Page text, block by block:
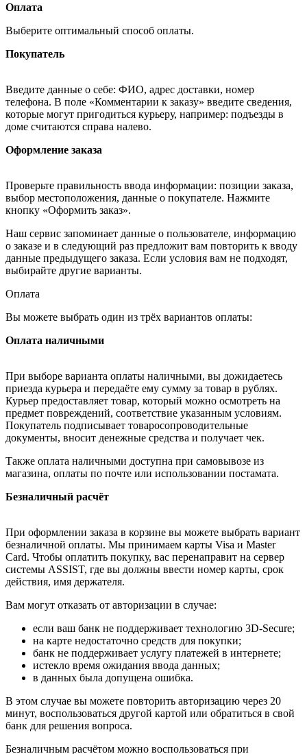
Оплата
Выберите оптимальный способ оплаты.
Покупатель
Введите данные о себе: ФИО, адрес доставки, номер
телефона. В поле «Комментарии к заказу» введите сведения,
которые могут пригодиться курьеру, например: подъезды в
доме считаются справа налево.
Оформление заказа
Проверьте правильность ввода информации: позиции заказа,
выбор местоположения, данные о покупателе. Нажмите
кнопку «Оформить заказ».
Наш сервис запоминает данные о пользователе, информацию
о заказе и в следующий раз предложит вам повторить к вводу
данные предыдущего заказа. Если условия вам не подходят,
выбирайте другие варианты.
Оплата
Вы можете выбрать один из трёх вариантов оплаты:
Оплата наличными
При выборе варианта оплаты наличными, вы дожидаетесь
приезда курьера и передаёте ему сумму за товар в рублях.
Курьер предоставляет товар, который можно осмотреть на
предмет повреждений, соответствие указанным условиям.
Покупатель подписывает товаросопроводительные
документы, вносит денежные средства и получает чек.
Также оплата наличными доступна при самовывозе из
магазина, оплаты по почте или использовании постамата.
Безналичный расчёт
При оформлении заказа в корзине вы можете выбрать вариант
безналичной оплаты. Мы принимаем карты Visa и Master
Card. Чтобы оплатить покупку, вас перенаправит на сервер
системы ASSIST, где вы должны ввести номер карты, срок
действия, имя держателя.
Вам могут отказать от авторизации в случае:
если ваш банк не поддерживает технологию 3D-Secure;
на карте недостаточно средств для покупки;
банк не поддерживает услугу платежей в интернете;
истекло время ожидания ввода данных;
в данных была допущена ошибка.
В этом случае вы можете повторить авторизацию через 20
минут, воспользоваться другой картой или обратиться в свой
банк для решения вопроса.
Безналичным расчётом можно воспользоваться при